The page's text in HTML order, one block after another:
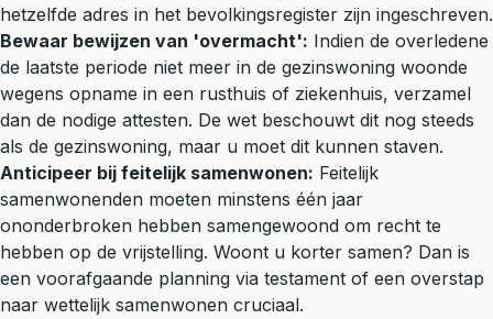
hetzelfde adres in het bevolkingsregister zijn ingeschreven.
Bewaar bewijzen van 'overmacht': Indien de overledene
de laatste periode niet meer in de gezinswoning woonde
wegens opname in een rusthuis of ziekenhuis, verzamel
dan de nodige attesten. De wet beschouwt dit nog steeds
als de gezinswoning, maar u moet dit kunnen staven.
Anticipeer bij feitelijk samenwonen: Feitelijk
samenwonenden moeten minstens één jaar
ononderbroken hebben samengewoond om recht te
hebben op de vrijstelling. Woont u korter samen? Dan is
een voorafgaande planning via testament of een overstap
naar wettelijk samenwonen cruciaal.